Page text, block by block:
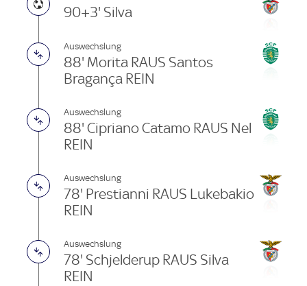
90+3' Silva
Auswechslung
88' Morita RAUS Santos
Bragança REIN
Auswechslung
88' Cipriano Catamo RAUS Nel
REIN
Auswechslung
78' Prestianni RAUS Lukebakio
REIN
Auswechslung
78' Schjelderup RAUS Silva
REIN